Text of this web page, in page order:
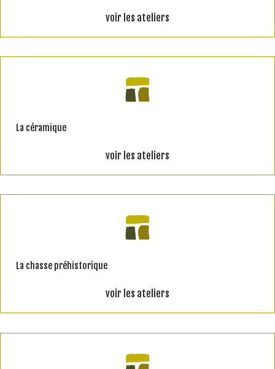
voir les ateliers
La céramique
voir les ateliers
La chasse préhistorique
voir les ateliers